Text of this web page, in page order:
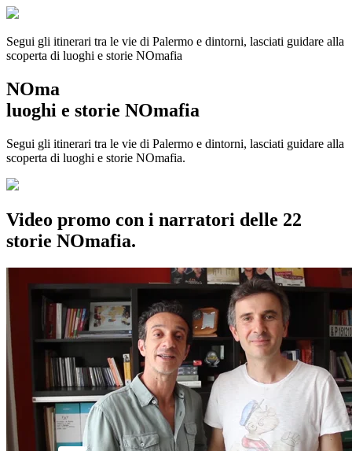
Segui gli itinerari tra le vie di Palermo e dintorni, lasciati guidare alla
scoperta di luoghi e storie NOmafia
NOma
luoghi e storie NOmafia
Segui gli itinerari tra le vie di Palermo e dintorni, lasciati guidare alla
scoperta di luoghi e storie NOmafia.
Video promo con i narratori delle 22
storie NOmafia.